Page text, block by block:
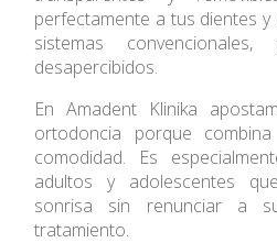
perfectamente a tus dientes
sistemas convencionales,
desapercibidos.
En Amadent Klinika
ortodoncia porque
comodidad. Es
adultos y adolescentes
sonrisa sin renunciar a
tratamiento.